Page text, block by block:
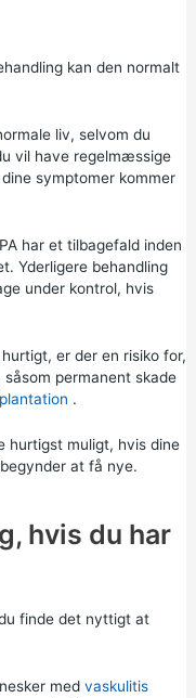
kan den normalt
liv, selvom du
vil have regelmæssige
symptomer kommer
har et tilbagefald inden
Yderligere behandling
under kontrol, hvis
er der en risiko for,
permanent skade
.
hurtigst muligt, hvis dine
at få nye.
hvis du har
finde det nyttigt at
med vaskulitis